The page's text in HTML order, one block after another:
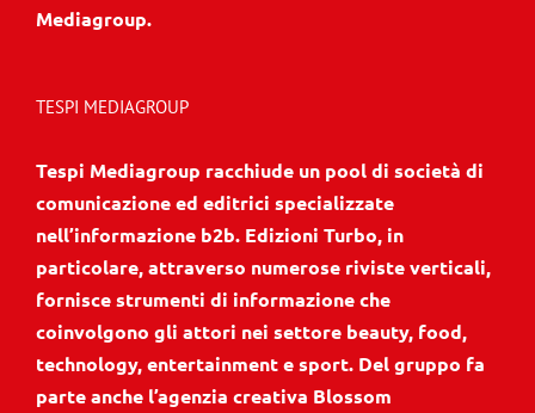
Mediagroup.
TESPI MEDIAGROUP
Tespi Mediagroup racchiude un pool di società di
comunicazione ed editrici specializzate
nell’informazione b2b. Edizioni Turbo, in
particolare, attraverso numerose riviste verticali,
fornisce strumenti di informazione che
coinvolgono gli attori nei settore beauty, food,
technology, entertainment e sport. Del gruppo fa
parte anche l’agenzia creativa Blossom